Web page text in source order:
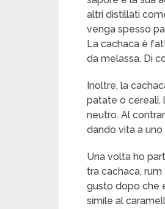
altri distillati
venga spesso
La cachaca è
da melassa. Di
Inoltre, la
patate o cereali,
neutro. Al
dando vita a
Una volta ho
tra cachaca,
gusto dopo che
simile al